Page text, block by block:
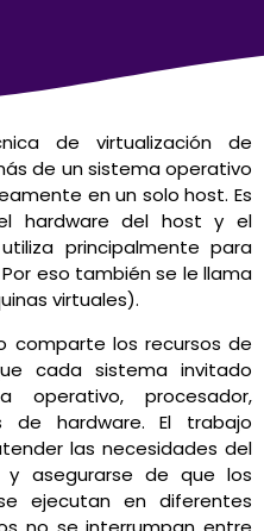
de virtualización de
de un sistema operativo
en un solo host. Es
hardware del host y el
principalmente para
eso también se le llama
virtuales).
comparte los recursos de
cada sistema invitado
procesador,
de hardware. El trabajo
las necesidades del
y asegurarse de que los
ejecutan en diferentes